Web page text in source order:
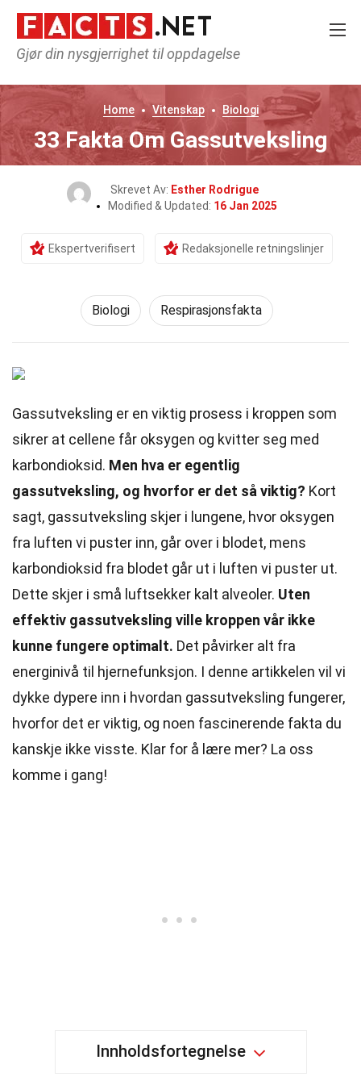
Gjør din nysgjerrighet til oppdagelse
Home Vitenskap Biologi
33 Fakta Om Gassutveksling
Skrevet Av: Esther Rodrigue
Modified & Updated: 16 Jan 2025
Ekspertverifisert Redaksjonelle retningslinjer
Biologi Respirasjonsfakta
Gassutveksling er en viktig prosess i kroppen som
sikrer at cellene får oksygen og kvitter seg med
karbondioksid. Men hva er egentlig
gassutveksling, og hvorfor er det så viktig? Kort
sagt, gassutveksling skjer i lungene, hvor oksygen
fra luften vi puster inn, går over i blodet, mens
karbondioksid fra blodet går ut i luften vi puster ut.
Dette skjer i små luftsekker kalt alveoler. Uten
effektiv gassutveksling ville kroppen vår ikke
kunne fungere optimalt. Det påvirker alt fra
energinivå til hjernefunksjon. I denne artikkelen vil vi
dykke dypere inn i hvordan gassutveksling fungerer,
hvorfor det er viktig, og noen fascinerende fakta du
kanskje ikke visste. Klar for å lære mer? La oss
komme i gang!
Innholdsfortegnelse